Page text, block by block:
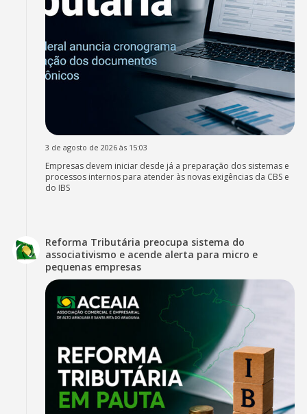
3 de agosto de 2026 às 15:03
Empresas devem iniciar desde já a preparação dos sistemas e
processos internos para atender às novas exigências da CBS e
do IBS
Reforma Tributária preocupa sistema do
associativismo e acende alerta para micro e
pequenas empresas